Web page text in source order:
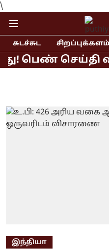
\
சுடச்சுட சிறப்புக்களம்
செய்தி
இந்தியா